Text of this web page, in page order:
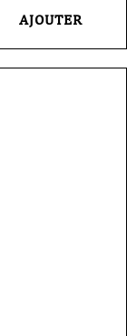
AJOUTER